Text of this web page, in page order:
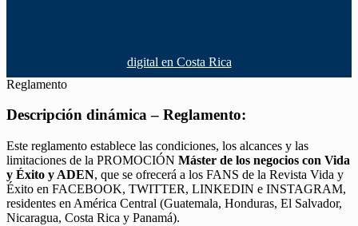
digital en Costa Rica
Reglamento
Descripción dinámica – Reglamento:
Este reglamento establece las condiciones, los alcances y las
limitaciones de la PROMOCIÓN Máster de los negocios con Vida
y Éxito y ADEN, que se ofrecerá a los FANS de la Revista Vida y
Éxito en FACEBOOK, TWITTER, LINKEDIN e INSTAGRAM,
residentes en América Central (Guatemala, Honduras, El Salvador,
Nicaragua, Costa Rica y Panamá).